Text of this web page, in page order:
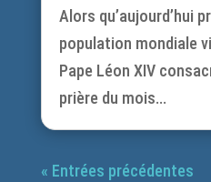
Alors qu’aujourd’hui
population mondiale
Pape Léon XIV
prière du mois...
« Entrées précédentes